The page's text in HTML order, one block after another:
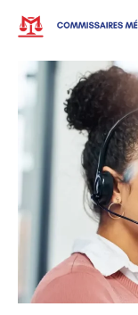
Aller
contenu